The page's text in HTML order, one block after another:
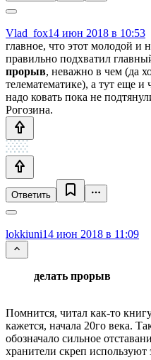
Vlad_fox14 июн 2018 в 10:53
главное, что этот молодой и
правильно подхватил
прорыв, неважно в чем (да
телематематике), а тут еще
надо ковать пока не
Рогозина.
Ответить
lokkiuni14 июн 2018 в 11:09
делать прорыв
Помнится, читал как-то
кажется, начала 20го века.
обозначало сильное
хранители скреп